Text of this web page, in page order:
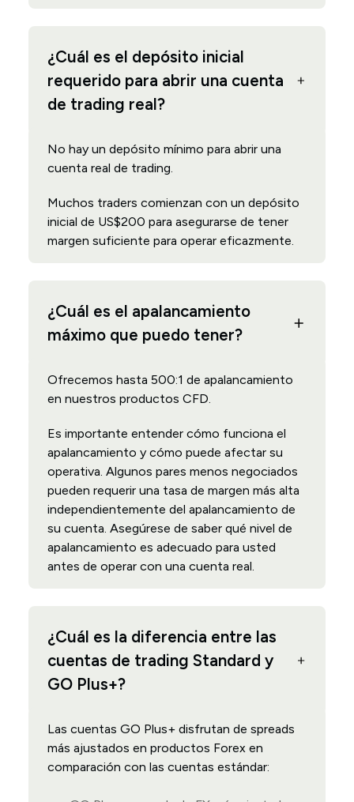
¿Cuál es el depósito inicial
requerido para abrir una cuenta
de trading real?
No hay un depósito mínimo para abrir una
cuenta real de trading.
Muchos traders comienzan con un depósito
inicial de US$200 para asegurarse de tener
margen suficiente para operar eficazmente.
¿Cuál es el apalancamiento
máximo que puedo tener?
Ofrecemos hasta 500:1 de apalancamiento
en nuestros productos CFD.
Es importante entender cómo funciona el
apalancamiento y cómo puede afectar su
operativa. Algunos pares menos negociados
pueden requerir una tasa de margen más alta
independientemente del apalancamiento de
su cuenta. Asegúrese de saber qué nivel de
apalancamiento es adecuado para usted
antes de operar con una cuenta real.
¿Cuál es la diferencia entre las
cuentas de trading Standard y
GO Plus+?
Las cuentas GO Plus+ disfrutan de spreads
más ajustados en productos Forex en
comparación con las cuentas estándar: